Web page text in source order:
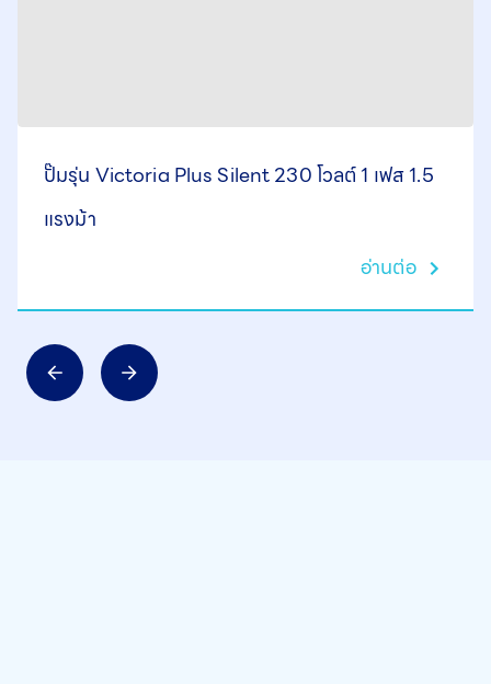
ปั๊มรุ่น Victoria Plus Silent 230 โวลต์ 1 เฟส 1.5
แรงม้า
อ่านต่อ